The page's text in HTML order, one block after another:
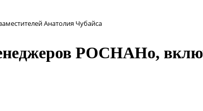
Анатолия Чубайса
РОСНАНо,